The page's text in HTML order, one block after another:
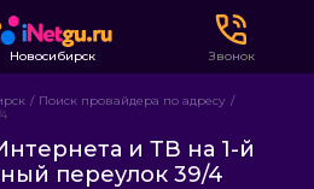
Новосибирск Звонок
Поиск провайдера по адресу
и ТВ на 1-й
переулок 39/4